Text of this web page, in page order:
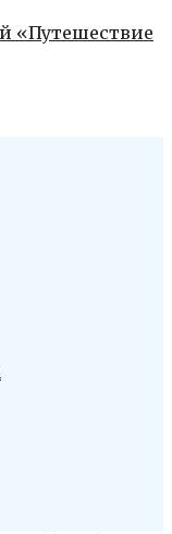
«Путешествие